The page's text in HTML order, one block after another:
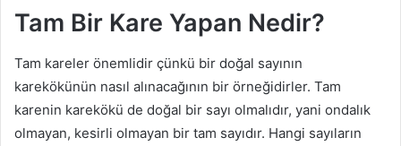
Tam Bir Kare Yapan Nedir?
Tam kareler önemlidir çünkü bir doğal sayının
karekökünün nasıl alınacağının bir örneğidirler. Tam
karenin karekökü de doğal bir sayı olmalıdır, yani ondalık
olmayan, kesirli olmayan bir tam sayıdır. Hangi sayıların